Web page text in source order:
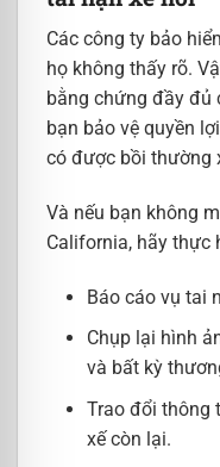
Các công ty bảo
họ không thấy rõ.
bằng chứng đầy đủ
bạn bảo vệ quyền
có được bồi thường
Và nếu bạn không
California, hãy thực
Báo cáo vụ tai
Chụp lại hình
và bất kỳ
Trao đổi thông
xế còn lại.